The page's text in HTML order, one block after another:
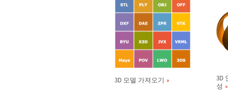
3D 모델 가져오기
3D
성